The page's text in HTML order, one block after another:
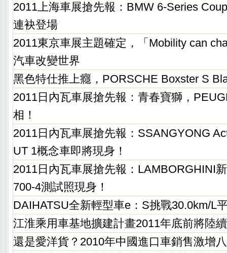
2011上海車展搶先報：BMW 6-Series
連袂登場
2011東京車展主題確定，「Mobility can
汽車改變世界
黑色特仕推上癮，PORSCHE Boxster S
2011日內瓦車展搶先報：青春寶獅，
相！
2011日內瓦車展搶先報：SSANGYONG
UT 1概念車即將現身！
2011日內瓦車展搶先報：LAMBORGHINI
700-4測試照現身！
DAIHATSU全新輕型車e：S挑戰30.0km/L
江淮乘用車基地擴建計畫2011年底前將陸
還是愛洋貨？2010年中國進口車銷售激增